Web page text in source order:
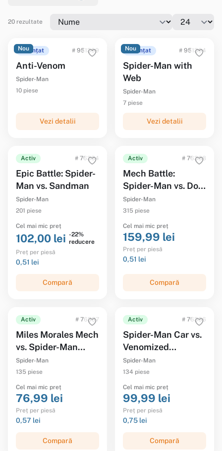
20 rezultate
Nou
Anunțat # 951399
Anti-Venom
Spider-Man
10 piese
Vezi detalii
Nou
Anunțat # 951394
Spider-Man with
Web
Spider-Man
7 piese
Vezi detalii
Activ # 76334
Epic Battle: Spider-
Man vs. Sandman
Spider-Man
201 piese
Cel mai mic preț
102,00 lei -22%
reducere
Preț per piesă
0,51 lei
Compară
Activ # 76338
Mech Battle:
Spider-Man vs. Doc
Ock
Spider-Man
315 piese
Cel mai mic preț
159,99 lei
Preț per piesă
0,51 lei
Compară
Activ # 76337
Miles Morales Mech
vs. Spider-Man
2099
Spider-Man
135 piese
Cel mai mic preț
76,99 lei
Preț per piesă
0,57 lei
Compară
Activ # 76336
Spider-Man Car vs.
Venomized
Wolverine
Spider-Man
134 piese
Cel mai mic preț
99,99 lei
Preț per piesă
0,75 lei
Compară